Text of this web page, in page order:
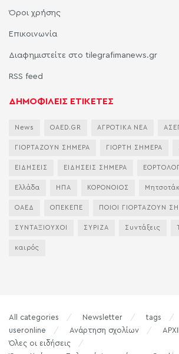
Όροι χρήσης
Επικοινωνία
Διαφημιστείτε στο tilegrafimanews.gr
RSS feed
ΔΗΜΟΦΙΛΕΙΣ ΕΤΙΚΕΤΕΣ
News OAED.GR ΑΓΡΟΤΙΚΑ ΝΕΑ
ΓΙΟΡΤΑΖΟΥΝ ΣΗΜΕΡΑ ΓΙΟΡΤΗ ΣΗΜΕΡΑ
ΕΙΔΗΣΕΙΣ ΕΙΔΗΣΕΙΣ ΣΗΜΕΡΑ
Ελλάδα ΗΠΑ ΚΟΡΟΝΟΙΟΣ
ΟΑΕΔ ΟΠΕΚΕΠΕ ΠΟΙΟΙ ΓΙΟΡΤΑΖΟΥΝ
ΣΥΝΤΑΞΙΟΥΧΟΙ ΣΥΡΙΖΑ Συντάξεις
καιρός
All categories Newsletter tags
useronline
Ανάρτηση σχολίων
Όλες οι ειδήσεις